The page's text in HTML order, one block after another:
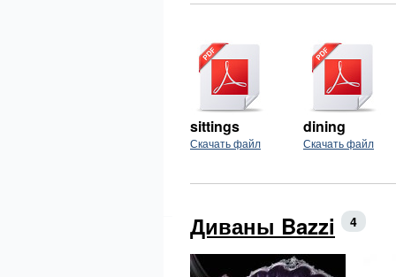
sittings
Скачать файл
dining
Скачать файл
Диваны Bazzi 4